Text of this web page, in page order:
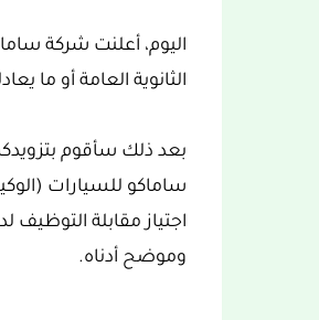
الثانوية العامة أو ما
بعد ذلك سأقوم
ساماكو للسيارات
اجتياز مقابلة
وموضح أدناه.